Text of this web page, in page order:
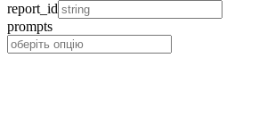
report_id
prompts